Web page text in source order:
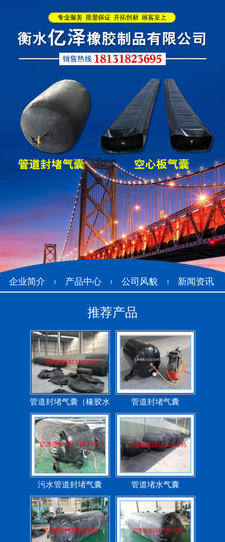
企业简介 产品中心 公司风貌 新闻资讯
推荐产品
管道封堵气囊（橡胶水
堵）
管道封堵气囊
污水管道封堵气囊 管道堵水气囊